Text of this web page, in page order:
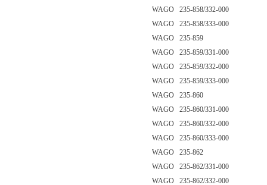
WAGO 235-858/332-000
WAGO 235-858/333-000
WAGO 235-859
WAGO 235-859/331-000
WAGO 235-859/332-000
WAGO 235-859/333-000
WAGO 235-860
WAGO 235-860/331-000
WAGO 235-860/332-000
WAGO 235-860/333-000
WAGO 235-862
WAGO 235-862/331-000
WAGO 235-862/332-000